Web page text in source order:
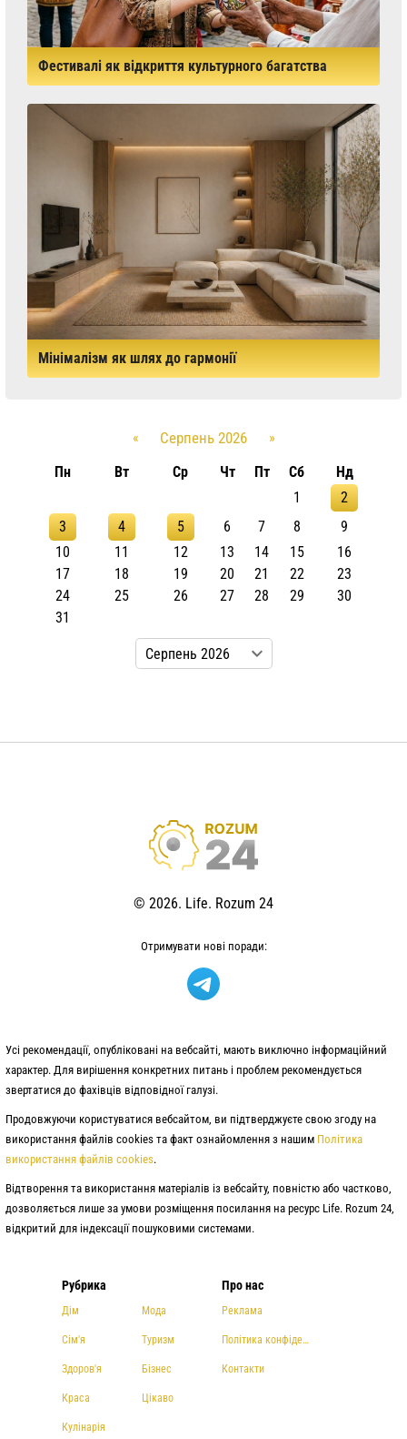
Фестивалі як відкриття культурного багатства
Мінімалізм як шлях до гармонії
« Серпень 2026
»
Пн
Вт Ср Чт Пт Сб
Нд
1
2
3
4 5 6 7 8
9
10
11 12 13 14 15
16
17
18 19 20 21 22
23
24
25 26 27 28 29
30
31
© 2026. Life. Rozum 24
Отримувати нові поради:
Рубрика
Дім
Сім'я
Здоров'я
Краса
Кулінарія
Мода
Туризм
Бізнес
Цікаво
Про нас
Реклама
Політика конфіденційності
Контакти
Усі рекомендації, опубліковані на вебсайті, мають виключно інформаційний
характер. Для вирішення конкретних питань і проблем рекомендується
звертатися до фахівців відповідної галузі.
Продовжуючи користуватися вебсайтом, ви підтверджуєте свою згоду на
використання файлів cookies та факт ознайомлення з нашим Політика
використання файлів cookies.
Відтворення та використання матеріалів із вебсайту, повністю або частково,
дозволяється лише за умови розміщення посилання на ресурс Life. Rozum 24,
відкритий для індексації пошуковими системами.